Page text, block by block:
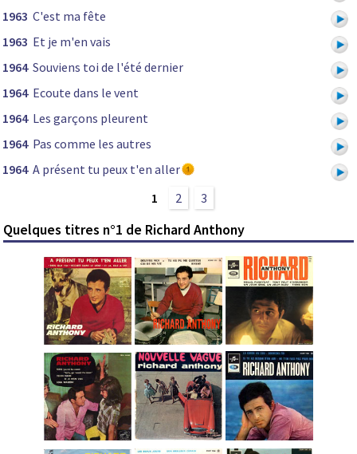
1963 C'est ma fête
1963 Et je m'en vais
1964 Souviens toi de l'été dernier
1964 Ecoute dans le vent
1964 Les garçons pleurent
1964 Pas comme les autres
1964 A présent tu peux t'en aller
1
2 3
Quelques titres n°1 de Richard Anthony